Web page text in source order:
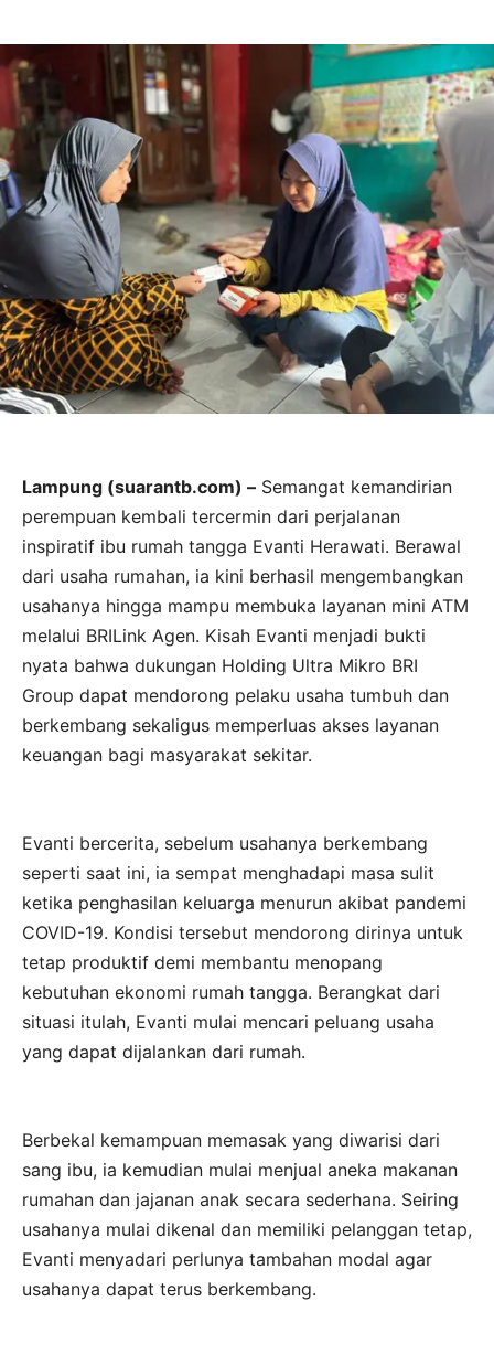
Lampung (suarantb.com) – Semangat kemandirian
perempuan kembali tercermin dari perjalanan
inspiratif ibu rumah tangga Evanti Herawati. Berawal
dari usaha rumahan, ia kini berhasil mengembangkan
usahanya hingga mampu membuka layanan mini ATM
melalui BRILink Agen. Kisah Evanti menjadi bukti
nyata bahwa dukungan Holding Ultra Mikro BRI
Group dapat mendorong pelaku usaha tumbuh dan
berkembang sekaligus memperluas akses layanan
keuangan bagi masyarakat sekitar.
Evanti bercerita, sebelum usahanya berkembang
seperti saat ini, ia sempat menghadapi masa sulit
ketika penghasilan keluarga menurun akibat pandemi
COVID-19. Kondisi tersebut mendorong dirinya untuk
tetap produktif demi membantu menopang
kebutuhan ekonomi rumah tangga. Berangkat dari
situasi itulah, Evanti mulai mencari peluang usaha
yang dapat dijalankan dari rumah.
Berbekal kemampuan memasak yang diwarisi dari
sang ibu, ia kemudian mulai menjual aneka makanan
rumahan dan jajanan anak secara sederhana. Seiring
usahanya mulai dikenal dan memiliki pelanggan tetap,
Evanti menyadari perlunya tambahan modal agar
usahanya dapat terus berkembang.